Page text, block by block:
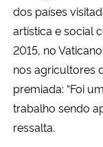
dos países
artística e social
2015, no
nos agricultores
premiada: “Foi
trabalho sendo
ressalta.